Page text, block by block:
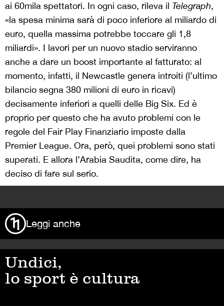
ai 60mila spettatori. In ogni caso, rileva il Telegraph,
«la spesa minima sarà di poco inferiore al miliardo di
euro, quella massima potrebbe toccare gli 1,8
miliardi». I lavori per un nuovo stadio serviranno
anche a dare un boost importante al fatturato: al
momento, infatti, il Newcastle genera introiti (l’ultimo
bilancio segna 380 milioni di euro in ricavi)
decisamente inferiori a quelli delle Big Six. Ed è
proprio per questo che ha avuto problemi con le
regole del Fair Play Finanziario imposte dalla
Premier League. Ora, però, quei problemi sono stati
superati. E allora l’Arabia Saudita, come dire, ha
deciso di fare sul serio.
Leggi anche
Undici,
lo sport è cultura